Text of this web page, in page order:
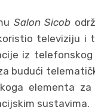
Salon Sicob
televiziju i
iz
budući
elementa
sustavima.